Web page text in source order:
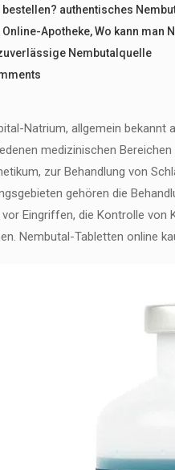
bestellen? authentisches
Online-Apotheke,Wo kann man
Nembutalquelle
Natrium, allgemein bekannt
medizinischen
zur Behandlung von
gehören die
Eingriffen, die Kontrolle von
Nembutal-Tabletten online